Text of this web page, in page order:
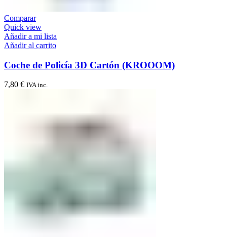
Comparar
Quick view
Añadir a mi lista
Añadir al carrito
Coche de Policía 3D Cartón (KROOOM)
7,80 € IVA inc.